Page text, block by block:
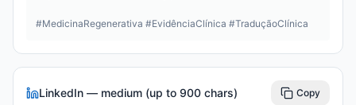
#MedicinaRegenerativa #EvidênciaClínica #TraduçãoClínica
LinkedIn — medium (up to 900 chars) Copy